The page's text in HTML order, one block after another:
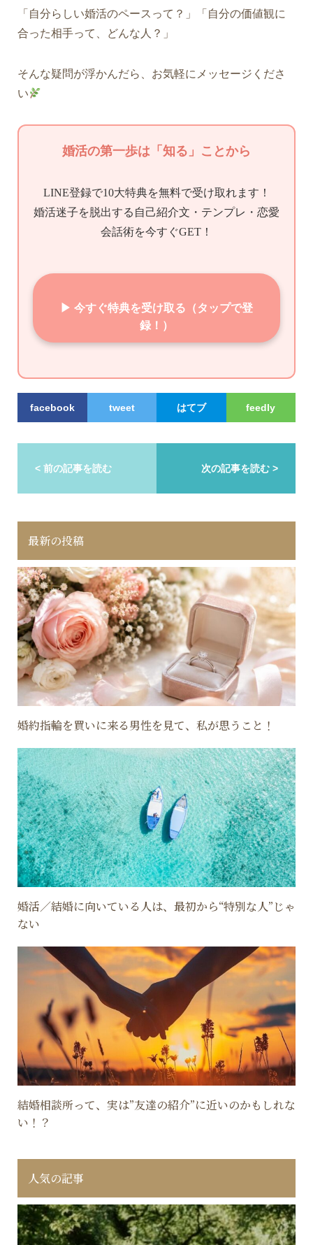
「自分らしい婚活のペースって？」「自分の価値観に
合った相手って、どんな人？」
そんな疑問が浮かんだら、お気軽にメッセージくださ
い
婚活の第一歩は「知る」ことから
LINE登録で10大特典を無料で受け取れます！
婚活迷子を脱出する自己紹介文・テンプレ・恋愛
会話術を今すぐGET！
▶ 今すぐ特典を受け取る（タップで登
録！）
facebook tweet はてブ feedly
< 前の記事を読む 次の記事を読む >
最新の投稿
婚約指輪を買いに来る男性を見て、私が思うこと！
婚活／結婚に向いている人は、最初から“特別な人”じゃ
ない
結婚相談所って、実は”友達の紹介”に近いのかもしれな
い！？
人気の記事